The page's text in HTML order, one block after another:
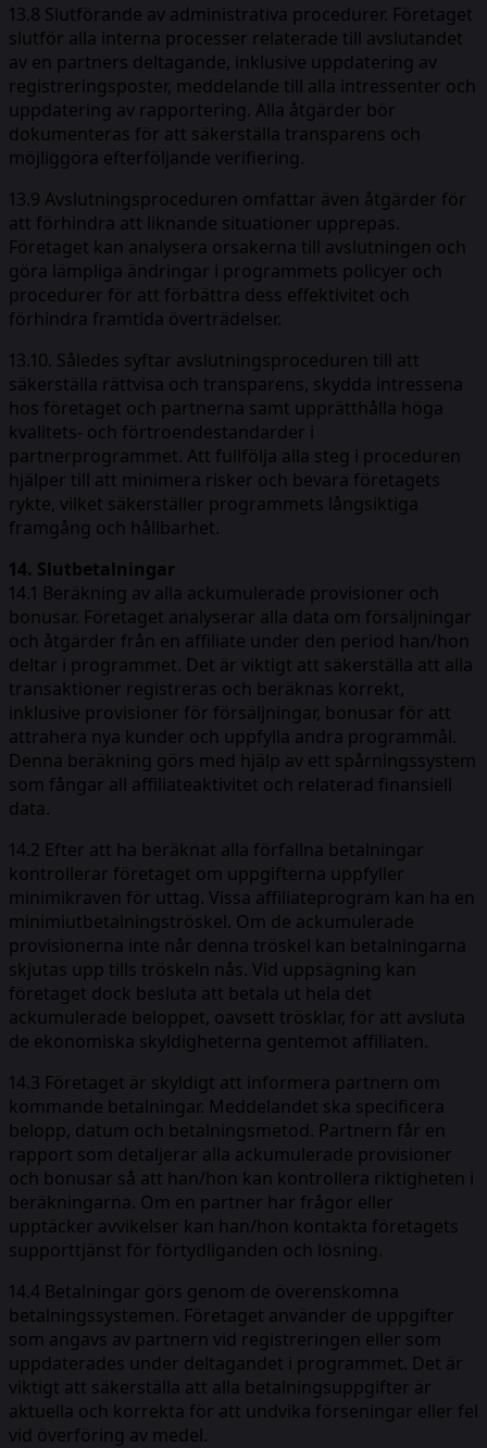
13.8 Slutförande av administrativa procedurer. Företaget
slutför alla interna processer relaterade till avslutandet
av en partners deltagande, inklusive uppdatering av
registreringsposter, meddelande till alla intressenter och
uppdatering av rapportering. Alla åtgärder bör
dokumenteras för att säkerställa transparens och
möjliggöra efterföljande verifiering.
13.9 Avslutningsproceduren omfattar även åtgärder för
att förhindra att liknande situationer upprepas.
Företaget kan analysera orsakerna till avslutningen och
göra lämpliga ändringar i programmets policyer och
procedurer för att förbättra dess effektivitet och
förhindra framtida överträdelser.
13.10. Således syftar avslutningsproceduren till att
säkerställa rättvisa och transparens, skydda intressena
hos företaget och partnerna samt upprätthålla höga
kvalitets- och förtroendestandarder i
partnerprogrammet. Att fullfölja alla steg i proceduren
hjälper till att minimera risker och bevara företagets
rykte, vilket säkerställer programmets långsiktiga
framgång och hållbarhet.
14. Slutbetalningar
14.1 Beräkning av alla ackumulerade provisioner och
bonusar. Företaget analyserar alla data om försäljningar
och åtgärder från en affiliate under den period han/hon
deltar i programmet. Det är viktigt att säkerställa att alla
transaktioner registreras och beräknas korrekt,
inklusive provisioner för försäljningar, bonusar för att
attrahera nya kunder och uppfylla andra programmål.
Denna beräkning görs med hjälp av ett spårningssystem
som fångar all affiliateaktivitet och relaterad finansiell
data.
14.2 Efter att ha beräknat alla förfallna betalningar
kontrollerar företaget om uppgifterna uppfyller
minimikraven för uttag. Vissa affiliateprogram kan ha en
minimiutbetalningströskel. Om de ackumulerade
provisionerna inte når denna tröskel kan betalningarna
skjutas upp tills tröskeln nås. Vid uppsägning kan
företaget dock besluta att betala ut hela det
ackumulerade beloppet, oavsett trösklar, för att avsluta
de ekonomiska skyldigheterna gentemot affiliaten.
14.3 Företaget är skyldigt att informera partnern om
kommande betalningar. Meddelandet ska specificera
belopp, datum och betalningsmetod. Partnern får en
rapport som detaljerar alla ackumulerade provisioner
och bonusar så att han/hon kan kontrollera riktigheten i
beräkningarna. Om en partner har frågor eller
upptäcker avvikelser kan han/hon kontakta företagets
supporttjänst för förtydliganden och lösning.
14.4 Betalningar görs genom de överenskomna
betalningssystemen. Företaget använder de uppgifter
som angavs av partnern vid registreringen eller som
uppdaterades under deltagandet i programmet. Det är
viktigt att säkerställa att alla betalningsuppgifter är
aktuella och korrekta för att undvika förseningar eller fel
vid överföring av medel.